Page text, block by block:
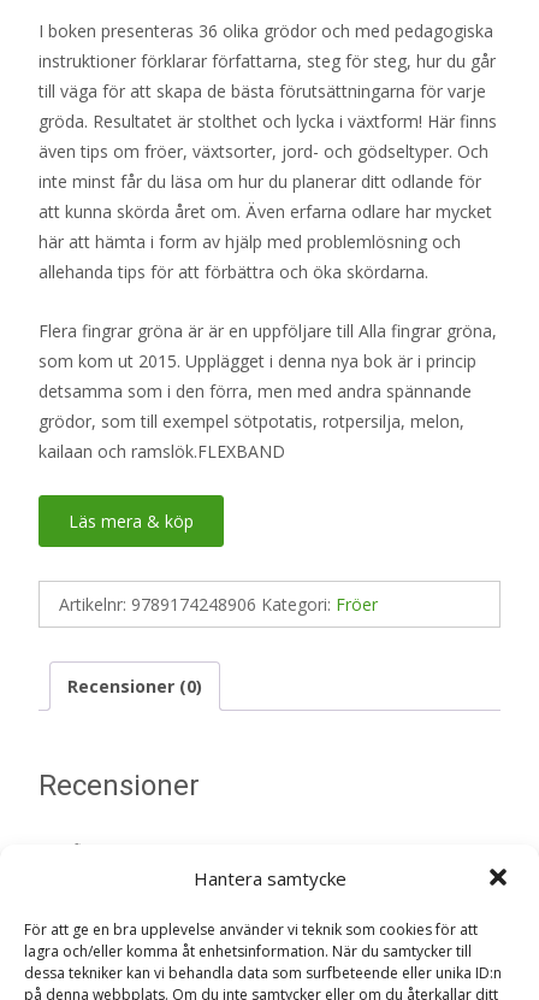
Hantera samtycke
För att ge en bra upplevelse använder vi teknik som cookies för att
lagra och/eller komma åt enhetsinformation. När du samtycker till
dessa tekniker kan vi behandla data som surfbeteende eller unika ID:n
på denna webbplats. Om du inte samtycker eller om du återkallar ditt
I boken presenteras 36 olika grödor och med pedagogiska
instruktioner förklarar författarna, steg för steg, hur du går
till väga för att skapa de bästa förutsättningarna för varje
gröda. Resultatet är stolthet och lycka i växtform! Här finns
även tips om fröer, växtsorter, jord- och gödseltyper. Och
inte minst får du läsa om hur du planerar ditt odlande för
att kunna skörda året om. Även erfarna odlare har mycket
här att hämta i form av hjälp med problemlösning och
allehanda tips för att förbättra och öka skördarna.
Flera fingrar gröna är är en uppföljare till Alla fingrar gröna,
som kom ut 2015. Upplägget i denna nya bok är i princip
detsamma som i den förra, men med andra spännande
grödor, som till exempel sötpotatis, rotpersilja, melon,
kailaan och ramslök.FLEXBAND
Läs mera & köp
Artikelnr: 9789174248906 Kategori: Fröer
Recensioner (0)
Recensioner
Det finns inga recensioner än.
gröna : 36 växter att odla i din trädgård –
Fröer”